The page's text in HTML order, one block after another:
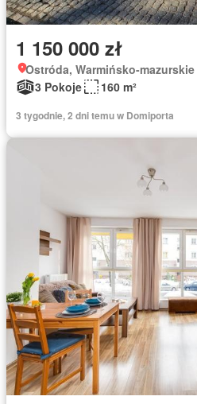
1 150 000 zł
Ostróda, Warmińsko-mazurskie
3 Pokoje
160 m²
3 tygodnie, 2 dni temu w Domiporta